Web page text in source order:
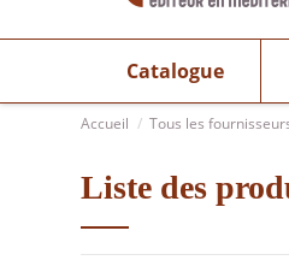
Catalogue
Accueil Tous les
Liste des